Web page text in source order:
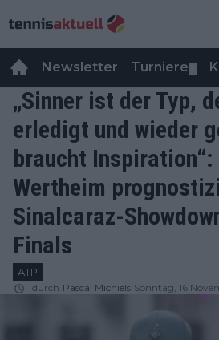
Newsletter Turniere
„Sinner ist der Typ,
erledigt und wieder
braucht Inspiration“:
Wertheim
Sinalcaraz-
Finals
ATP
durch Pascal Michiels Sonntag, 16